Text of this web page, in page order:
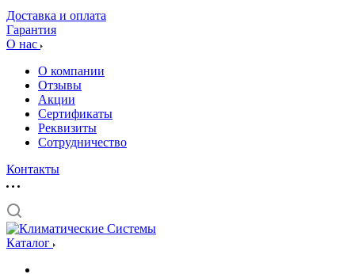
Доставка и оплата
Гарантия
О нас
О компании
Отзывы
Акции
Cертификаты
Реквизиты
Сотрудничество
Контакты
Каталог